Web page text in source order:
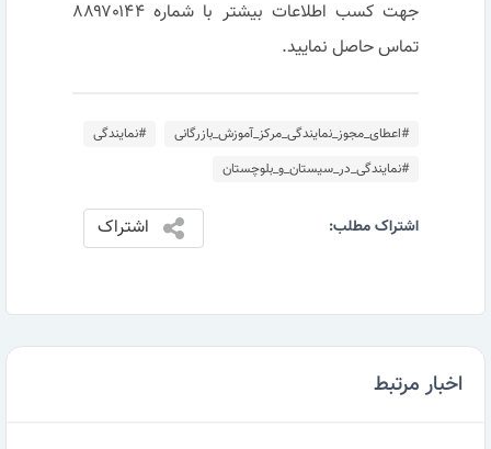
جهت کسب اطلاعات بیشتر با شماره ۸۸۹۷۰۱۴۴
تماس حاصل نمایید.
#اعطای_مجوز_نمایندگی_مرکز_آموزش_بازرگانی
#نمایندگی
#نمایندگی_در_سیستان_و_بلوچستان
اشتراک مطلب: اشتراک
اخبار مرتبط